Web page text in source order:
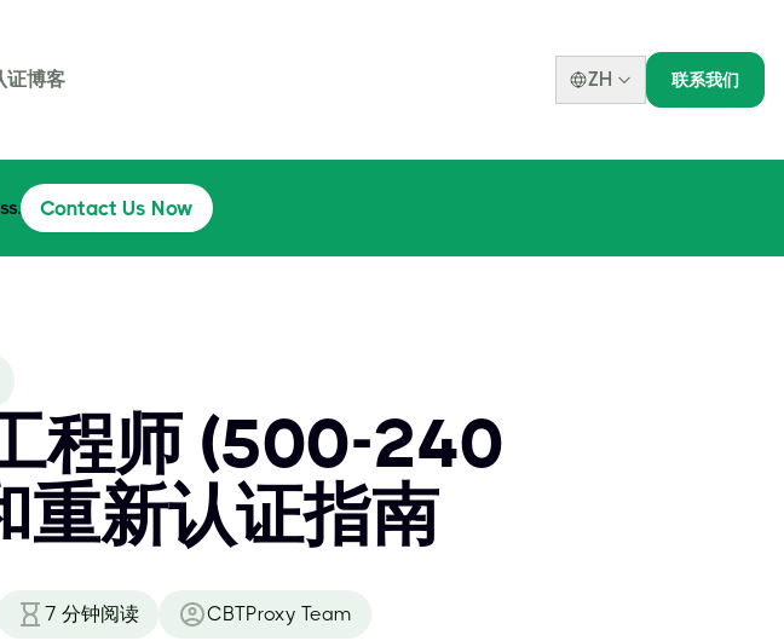
证博客 ZH 联系我们
Contact Us Now
程师 (500-240
重新认证指南
7 分钟阅读 CBTProxy Team